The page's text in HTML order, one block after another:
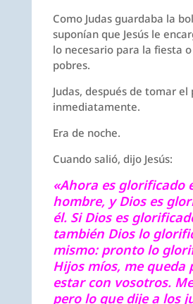
Como Judas guardaba la
suponían que Jesús le
lo necesario para la fiesta
pobres.
Judas, después de tomar el
inmediatamente.
Era de noche.
Cuando salió, dijo Jesús:
«Ahora es glorificado
hombre, y Dios es
él. Si Dios es
también Dios lo
mismo: pronto lo
Hijos míos, me queda
estar con vosotros.
pero lo que dije a los